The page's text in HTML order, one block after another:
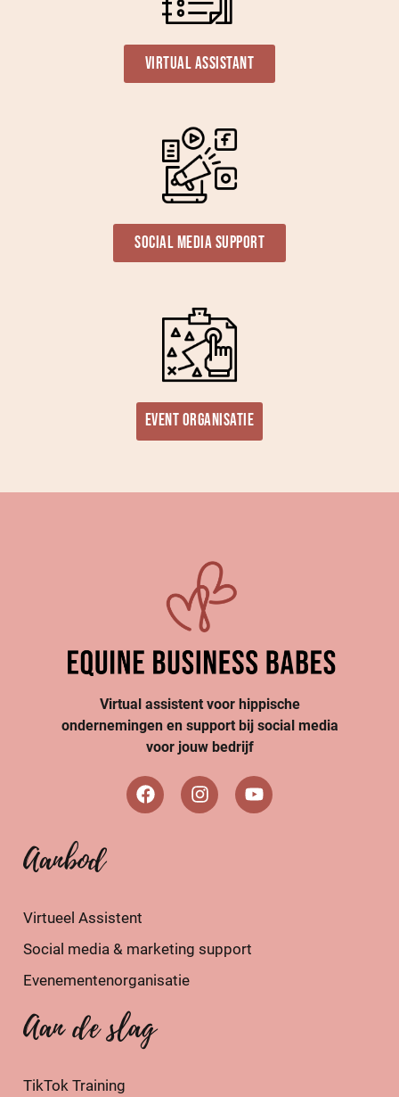
Virtual Assistant
Social media support
Event organisatie
Virtual assistent voor hippische
ondernemingen en support bij social media
voor jouw bedrijf
Aanbod
Virtueel Assistent
Social media & marketing support
Evenementenorganisatie
Aan de slag
TikTok Training